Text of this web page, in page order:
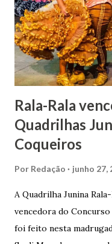
lhe proporcionou uma
Gomes de Melo
Senhor Bom Jesus dos
doada ao vigário Pe.
Matriz...
Rala-Rala
Quadrilhas
Coqueiros
Por Redação junho 27,
A Quadrilha Junina
vencedora do
foi feito nesta